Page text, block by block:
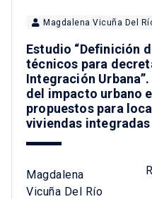
Magdalena Vicuña Del
Estudio “Definición
técnicos para
Integración
del impacto urbano
propuestos para
viviendas integradas
Magdalena
Vicuña Del Río